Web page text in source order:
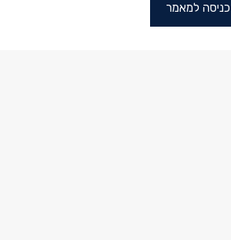
כניסה למאמר